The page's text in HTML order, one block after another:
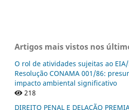
Artigos mais vistos nos
O rol de atividades sujeitas ao
Resolução CONAMA 001/86:
impacto ambiental significativo
218
DIREITO PENAL E DELAÇÃO